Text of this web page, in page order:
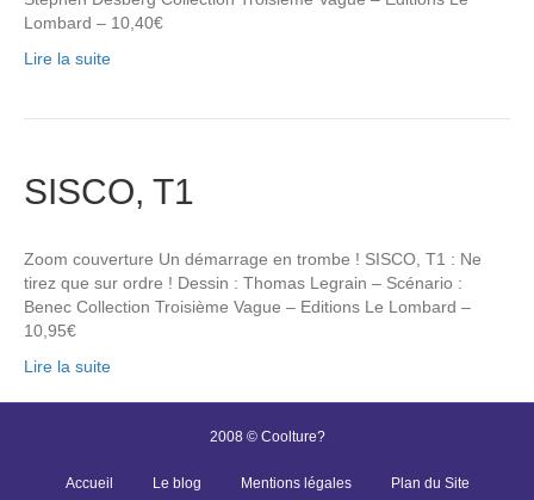
Lombard – 10,40€
Lire la suite
SISCO, T1
Zoom couverture Un démarrage en trombe ! SISCO, T1 : Ne
tirez que sur ordre ! Dessin : Thomas Legrain – Scénario :
Benec Collection Troisième Vague – Editions Le Lombard –
10,95€
Lire la suite
2008 © Coolture?
Accueil Le blog Mentions légales Plan du Site